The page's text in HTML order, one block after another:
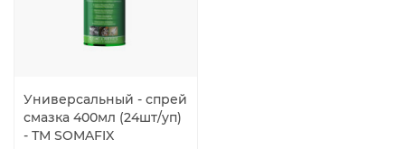
Универсальный - спрей
смазка 400мл (24шт/уп)
- ТМ SOMAFIX